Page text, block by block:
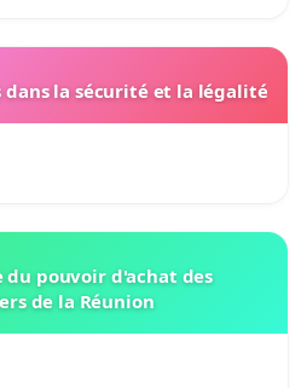
la sécurité et la légalité
du pouvoir d'achat des
de la Réunion